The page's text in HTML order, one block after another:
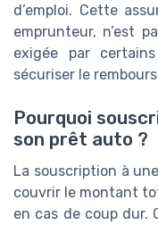
d’emploi. Cette
emprunteur, n’est
exigée par
sécuriser le
Pourquoi
son prêt auto ?
La souscription à
couvrir le montant
en cas de coup dur.